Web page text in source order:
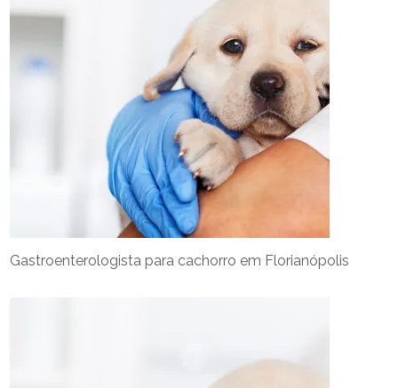
Gastroenterologista para cachorro em Florianópolis